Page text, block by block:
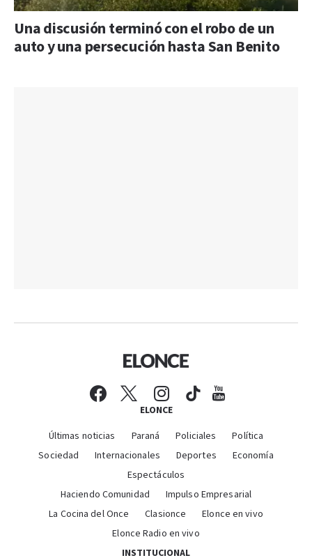
Una discusión terminó con el robo de un
auto y una persecución hasta San Benito
ELONCE
Últimas noticias Paraná Policiales
Política
Sociedad
Internacionales Deportes
Economía
Espectáculos
Haciendo Comunidad
Impulso Empresarial
La Cocina del Once
Clasionce
Elonce en vivo
Elonce Radio en vivo
INSTITUCIONAL